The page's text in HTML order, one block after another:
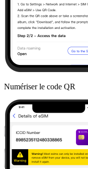
Numériser le code QR